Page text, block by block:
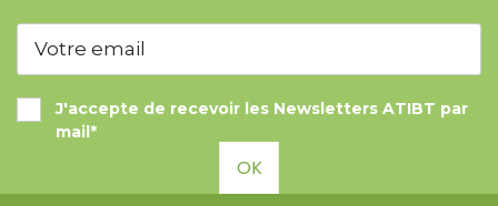
J'accepte de recevoir les Newsletters ATIBT par
mail*
OK